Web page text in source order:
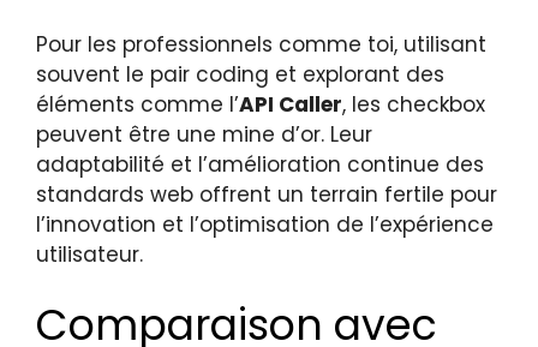
Pour les professionnels comme toi, utilisant
souvent le pair coding et explorant des
éléments comme l’API Caller, les checkbox
peuvent être une mine d’or. Leur
adaptabilité et l’amélioration continue des
standards web offrent un terrain fertile pour
l’innovation et l’optimisation de l’expérience
utilisateur.
Comparaison avec